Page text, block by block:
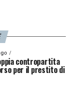
contropartita
per il prestito di